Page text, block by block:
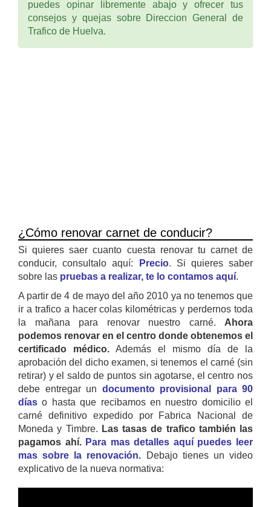
puedes opinar libremente abajo y ofrecer tus
consejos y quejas sobre Direccion General de
Trafico de Huelva.
¿Cómo renovar carnet de conducir?
Si quieres saer cuanto cuesta renovar tu carnet de
conducir, consultalo aquí:
Precio. Si quieres saber
sobre las pruebas a realizar, te lo contamos aquí.
A partir de 4 de mayo del año 2010 ya no tenemos que
ir a trafico a hacer colas kilométricas y perdernos toda
la mañana para renovar nuestro carné. Ahora
podemos renovar en el centro donde obtenemos el
certificado médico. Además el mismo día de la
aprobación del dicho examen, si tenemos el carné (sin
retirar) y el saldo de puntos sin agotarse, el centro nos
debe entregar un documento provisional para 90
días o hasta que recibamos en nuestro domicilio el
carné definitivo expedido por Fabrica Nacional de
Moneda y Timbre. Las tasas de trafico también las
pagamos ahí. Para mas detalles aquí puedes leer
mas sobre la renovación. Debajo tienes un video
explicativo de la nueva normativa: